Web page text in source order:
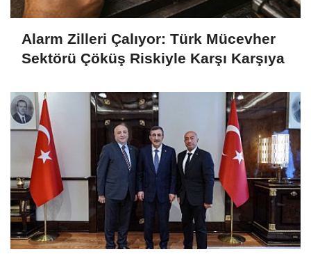
Alarm Zilleri Çalıyor: Türk Mücevher
Sektörü Çöküş Riskiyle Karşı Karşıya